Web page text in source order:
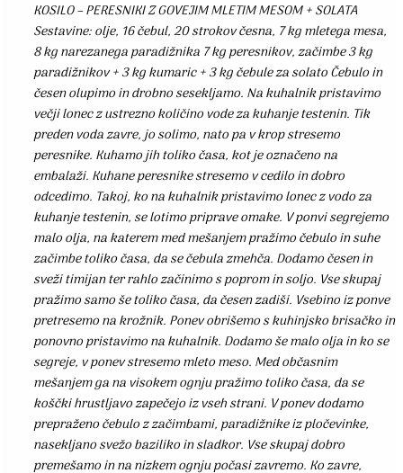
KOSILO – PERESNIKI Z GOVEJIM MLETIM MESOM + SOLATA
Sestavine: olje, 16 čebul, 20 strokov česna, 7 kg mletega mesa,
8 kg narezanega paradižnika 7 kg peresnikov, začimbe 3 kg
paradižnikov + 3 kg kumaric + 3 kg čebule za solato Čebulo in
česen olupimo in drobno sesekljamo. Na kuhalnik pristavimo
večji lonec z ustrezno količino vode za kuhanje testenin. Tik
preden voda zavre, jo solimo, nato pa v krop stresemo
peresnike. Kuhamo jih toliko časa, kot je označeno na
embalaži. Kuhane peresnike stresemo v cedilo in dobro
odcedimo. Takoj, ko na kuhalnik pristavimo lonec z vodo za
kuhanje testenin, se lotimo priprave omake. V ponvi segrejemo
malo olja, na katerem med mešanjem pražimo čebulo in suhe
začimbe toliko časa, da se čebula zmehča. Dodamo česen in
sveži timijan ter rahlo začinimo s poprom in soljo. Vse skupaj
pražimo samo še toliko časa, da česen zadiši. Vsebino iz ponve
pretresemo na krožnik. Ponev obrišemo s kuhinjsko brisačko in
ponovno pristavimo na kuhalnik. Dodamo še malo olja in ko se
segreje, v ponev stresemo mleto meso. Med občasnim
mešanjem ga na visokem ognju pražimo toliko časa, da se
koščki hrustljavo zapečejo iz vseh strani. V ponev dodamo
prepraženo čebulo z začimbami, paradižnike iz pločevinke,
nasekljano svežo baziliko in sladkor. Vse skupaj dobro
premešamo in na nizkem ognju počasi zavremo. Ko zavre,